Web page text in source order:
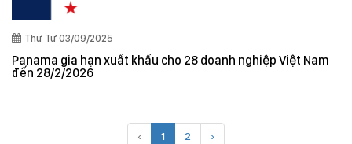
Thứ Tư 03/09/2025
Panama gia hạn xuất khẩu cho 28 doanh nghiệp Việt Nam
đến 28/2/2026
‹ 1 2 ›